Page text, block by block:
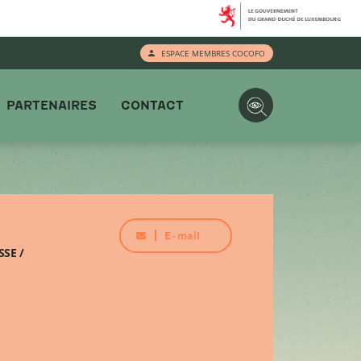
ESPACE MEMBRES COCOFO
PARTENAIRES CONTACT
/
E-mail